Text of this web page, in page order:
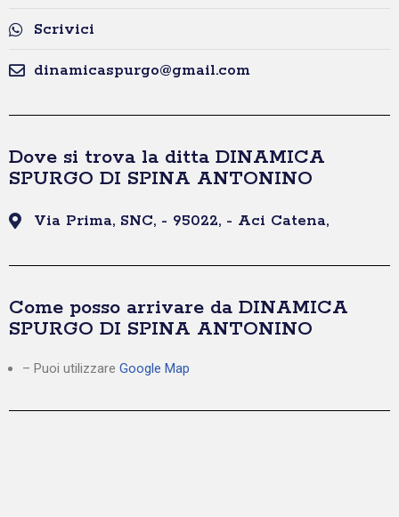
Scrivici
dinamicaspurgo@gmail.com
Dove si trova la ditta DINAMICA
SPURGO DI SPINA ANTONINO
Via Prima, SNC, - 95022, - Aci Catena,
Come posso arrivare da DINAMICA
SPURGO DI SPINA ANTONINO
– Puoi utilizzare Google Map